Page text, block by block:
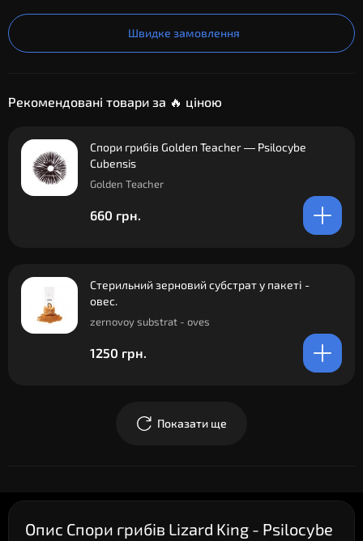
Швидке замовлення
Рекомендовані товари за 🔥 ціною
Спори грибів Golden Teacher — Psilocybe
Cubensis
Golden Teacher
660 грн.
Стерильний зерновий субстрат у пакеті -
овес.
zernovoy substrat - oves
1250 грн.
Показати ще
Опис Спори грибів Lizard King - Psilocybe